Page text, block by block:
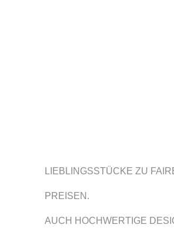
LIEBLINGSSTÜCKE ZU
PREISEN.
AUCH HOCHWERTIGE